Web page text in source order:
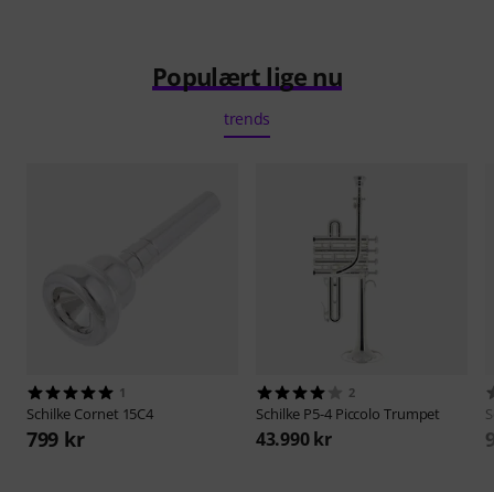
Populært lige nu
trends
1
Schilke Cornet 15C4
799 kr
2
Schilke P5-4 Piccolo Trumpet
43.990 kr